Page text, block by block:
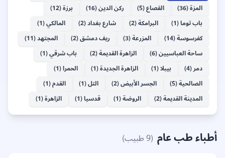
المزة(
36
) القصاع(
5
) ركن الدين(
16
) برزة(
12
)
باب توما(
1
) البرامكة(
2
) شارع بغداد(
2
) المالكي(
1
)
كفرسوسة(
14
) المزرعة(
3
) ريف دمشق(
2
) المجتهد(
11
)
ساحة العباسيين(
6
) الزاهرة القديمة(
2
) باب شرقي(
1
)
دمر(
4
) بيبلا(
1
) الزاهرة الجديدة(
1
) الحمرا(
1
)
الصالحية(
5
) الجسر الأبيض(
2
) التل(
1
) القدم(
1
)
المدينة القديمة(
2
) الروضة(
1
) قدسيا(
1
) الزاهرة(
1
)
أطباء طب عام (
9طبيب)